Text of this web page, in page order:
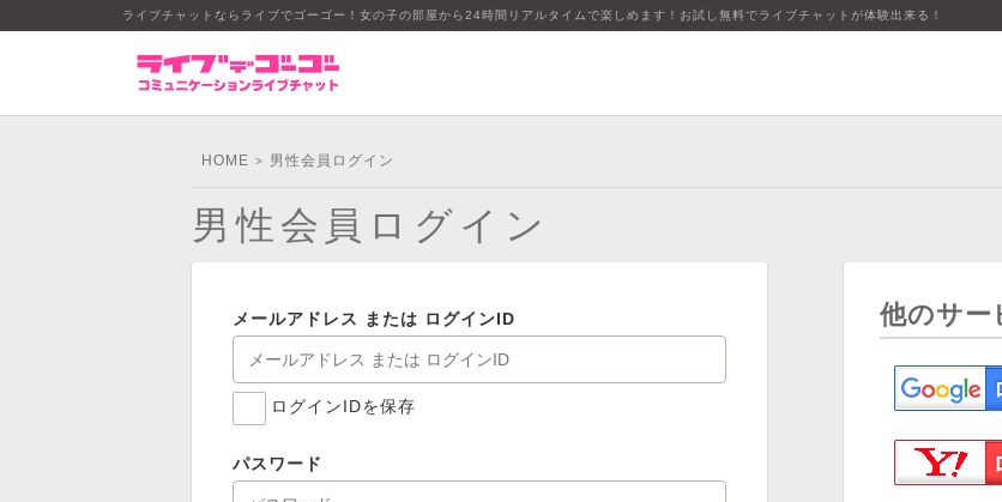
ライブチャットならライブでゴーゴー！女の子の部屋から24時間リアルタイムで楽しめます！お試し無料でライブチャットが体験出来る！
HOME > 男性会員ログイン
男性会員ログイン
メールアドレス または ログインID
ログインIDを保存
パスワード
他のサー